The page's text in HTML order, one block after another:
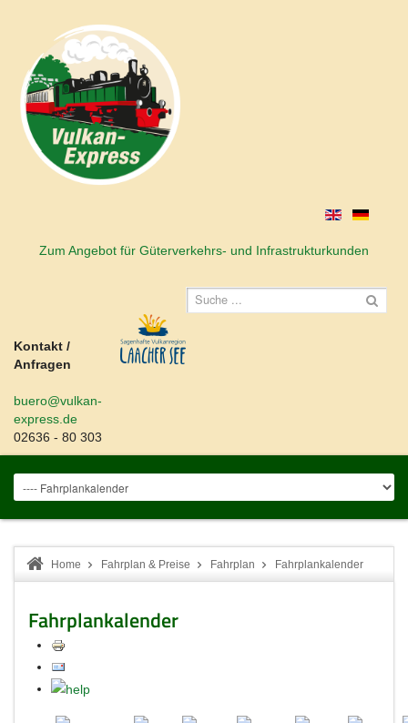
Zum Angebot für Güterverkehrs- und Infrastrukturkunden
Kontakt /
Anfragen
buero@vulkan-
express.de
02636 - 80 303
Home Fahrplan & Preise Fahrplan Fahrplankalender
Fahrplankalender